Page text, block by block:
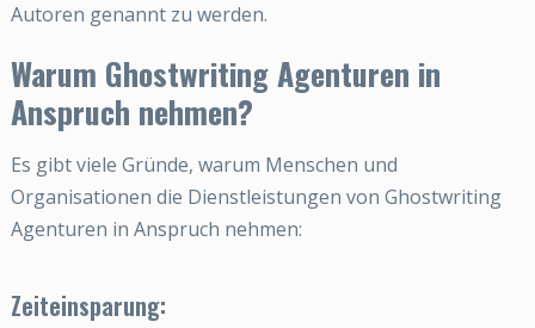
Autoren genannt zu werden.
Warum Ghostwriting Agenturen in
Anspruch nehmen?
Es gibt viele Gründe, warum Menschen und
Organisationen die Dienstleistungen von Ghostwriting
Agenturen in Anspruch nehmen:
Zeiteinsparung: